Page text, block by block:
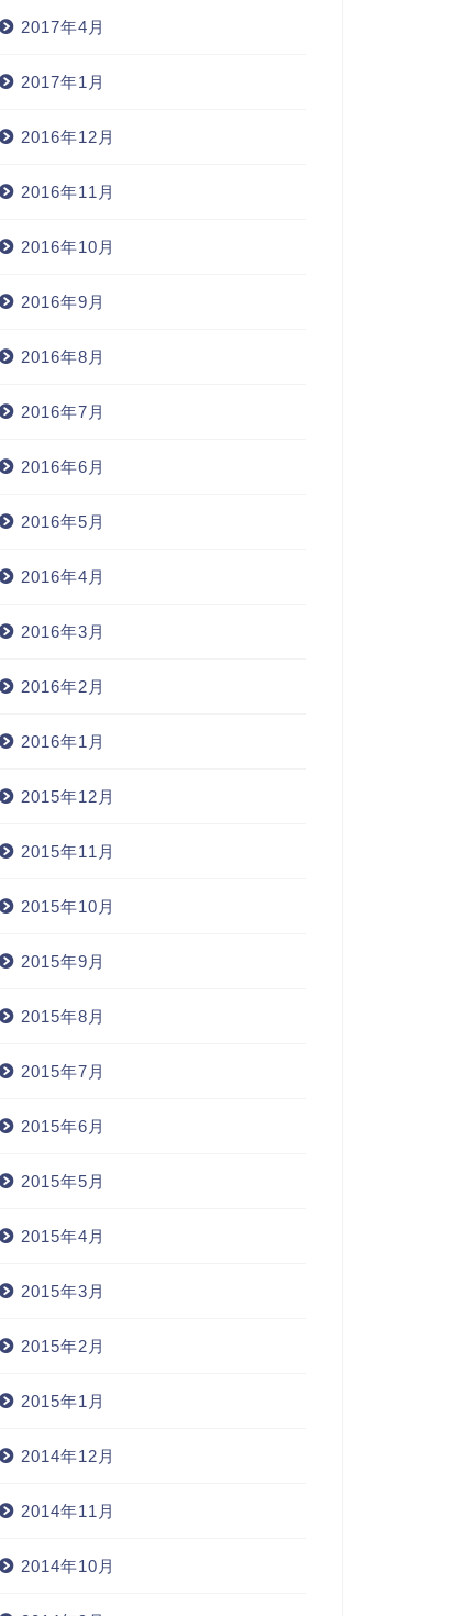
2017年4月
2017年1月
2016年12月
2016年11月
2016年10月
2016年9月
2016年8月
2016年7月
2016年6月
2016年5月
2016年4月
2016年3月
2016年2月
2016年1月
2015年12月
2015年11月
2015年10月
2015年9月
2015年8月
2015年7月
2015年6月
2015年5月
2015年4月
2015年3月
2015年2月
2015年1月
2014年12月
2014年11月
2014年10月